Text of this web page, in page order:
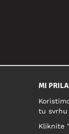
MI
tu svrhu
Kliknite